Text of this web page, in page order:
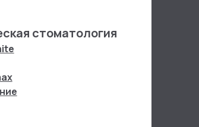
стоматология